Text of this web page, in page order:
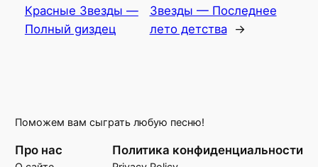
Красные Звезды —
Полный gиздец
Звезды — Последнее
лето детства
→
Поможем вам сыграть любую песню!
Про нас Политика конфиденциальности